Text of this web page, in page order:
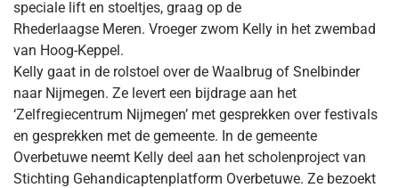
speciale lift en stoeltjes, graag op de
Rhederlaagse Meren. Vroeger zwom Kelly in het zwembad
van Hoog-Keppel.
Kelly gaat in de rolstoel over de Waalbrug of Snelbinder
naar Nijmegen. Ze levert een bijdrage aan het
‘Zelfregiecentrum Nijmegen’ met gesprekken over festivals
en gesprekken met de gemeente. In de gemeente
Overbetuwe neemt Kelly deel aan het scholenproject van
Stichting Gehandicaptenplatform Overbetuwe. Ze bezoekt